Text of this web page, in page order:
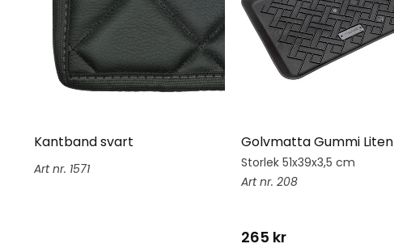
Kantband svart
1571
Golvmatta Gummi Liten
Storlek 51x39x3,5 cm
208
265 kr